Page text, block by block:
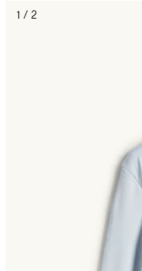
1 / 2